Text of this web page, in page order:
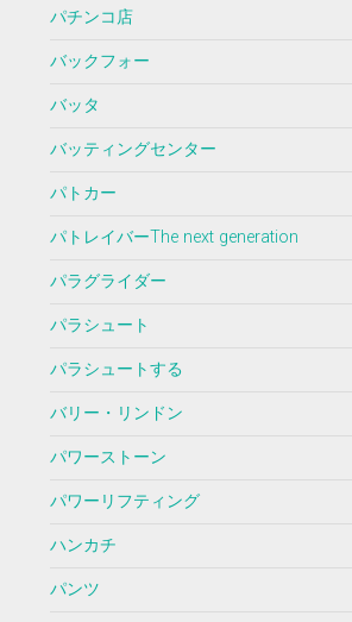
パチンコ店
バックフォー
バッタ
バッティングセンター
パトカー
パトレイバーThe next generation
パラグライダー
パラシュート
パラシュートする
バリー・リンドン
パワーストーン
パワーリフティング
ハンカチ
パンツ